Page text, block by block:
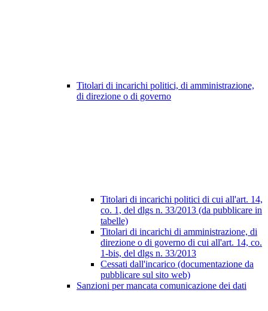
Titolari di incarichi politici, di amministrazione,
di direzione o di governo
Titolari di incarichi politici di cui all'art. 14,
co. 1, del dlgs n. 33/2013 (da pubblicare in
tabelle)
Titolari di incarichi di amministrazione, di
direzione o di governo di cui all'art. 14, co.
1-bis, del dlgs n. 33/2013
Cessati dall'incarico (documentazione da
pubblicare sul sito web)
Sanzioni per mancata comunicazione dei dati